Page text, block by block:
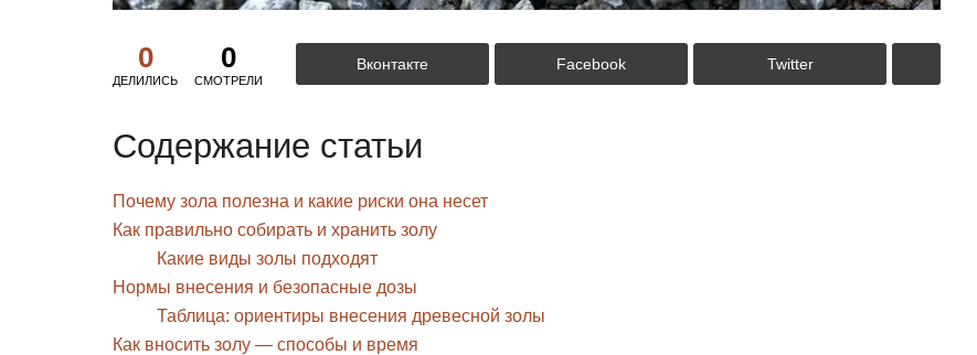
0
ДЕЛИЛИСЬ
0
СМОТРЕЛИ
Вконтакте Facebook Twitter
Содержание статьи
Почему зола полезна и какие риски она несет
Как правильно собирать и хранить золу
Какие виды золы подходят
Нормы внесения и безопасные дозы
Таблица: ориентиры внесения древесной золы
Как вносить золу — способы и время